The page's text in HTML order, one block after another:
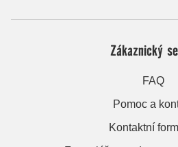
Zákaznický
FAQ
Pomoc a
Kontaktní